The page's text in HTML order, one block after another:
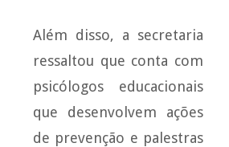
Além disso, a secretaria
ressaltou que conta com
psicólogos educacionais
que desenvolvem ações
de prevenção e palestras